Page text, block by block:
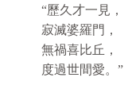
“歷久才一見，
寂滅婆羅門，
無禍喜比丘，
度過世間愛。”